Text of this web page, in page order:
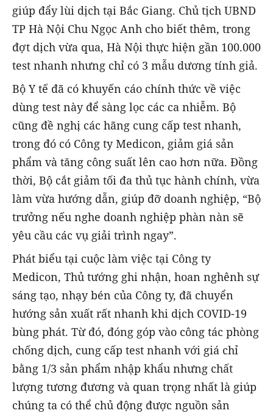
giúp đẩy lùi dịch tại Bắc Giang. Chủ tịch UBND
TP Hà Nội Chu Ngọc Anh cho biết thêm, trong
đợt dịch vừa qua, Hà Nội thực hiện gần 100.000
test nhanh nhưng chỉ có 3 mẫu dương tính giả.
Bộ Y tế đã có khuyến cáo chính thức về việc
dùng test này để sàng lọc các ca nhiễm. Bộ
cũng đề nghị các hãng cung cấp test nhanh,
trong đó có Công ty Medicon, giảm giá sản
phẩm và tăng công suất lên cao hơn nữa. Đồng
thời, Bộ cắt giảm tối đa thủ tục hành chính, vừa
làm vừa hướng dẫn, giúp đỡ doanh nghiệp, “Bộ
trưởng nếu nghe doanh nghiệp phàn nàn sẽ
yêu cầu các vụ giải trình ngay”.
Phát biểu tại cuộc làm việc tại Công ty
Medicon, Thủ tướng ghi nhận, hoan nghênh sự
sáng tạo, nhạy bén của Công ty, đã chuyển
hướng sản xuất rất nhanh khi dịch COVID-19
bùng phát. Từ đó, đóng góp vào công tác phòng
chống dịch, cung cấp test nhanh với giá chỉ
bằng 1/3 sản phẩm nhập khẩu nhưng chất
lượng tương đương và quan trọng nhất là giúp
chúng ta có thể chủ động được nguồn sản